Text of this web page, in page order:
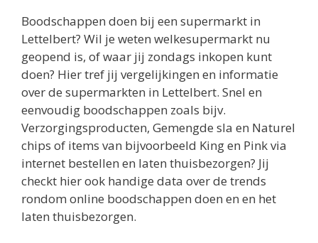
Boodschappen doen bij een supermarkt in
Lettelbert? Wil je weten welkesupermarkt nu
geopend is, of waar jij zondags inkopen kunt
doen? Hier tref jij vergelijkingen en informatie
over de supermarkten in Lettelbert. Snel en
eenvoudig boodschappen zoals bijv.
Verzorgingsproducten, Gemengde sla en Naturel
chips of items van bijvoorbeeld King en Pink via
internet bestellen en laten thuisbezorgen? Jij
checkt hier ook handige data over de trends
rondom online boodschappen doen en en het
laten thuisbezorgen.